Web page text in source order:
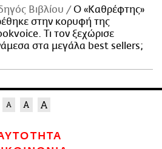
Βιβλίου
Ο «Καθρέφτης»
στην κορυφή της
Τι τον ξεχώρισε
στα μεγάλα best sellers;